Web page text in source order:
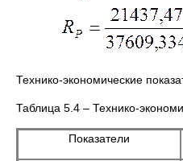
Технико-экономические
Таблица 5.4 – Технико-
Показатели